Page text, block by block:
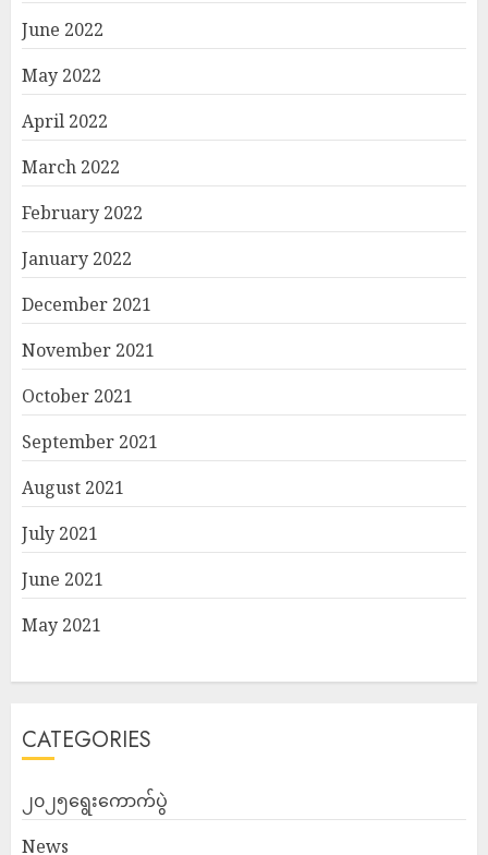
June 2022
May 2022
April 2022
March 2022
February 2022
January 2022
December 2021
November 2021
October 2021
September 2021
August 2021
July 2021
June 2021
May 2021
CATEGORIES
၂၀၂၅ရွေးကောက်ပွဲ
News